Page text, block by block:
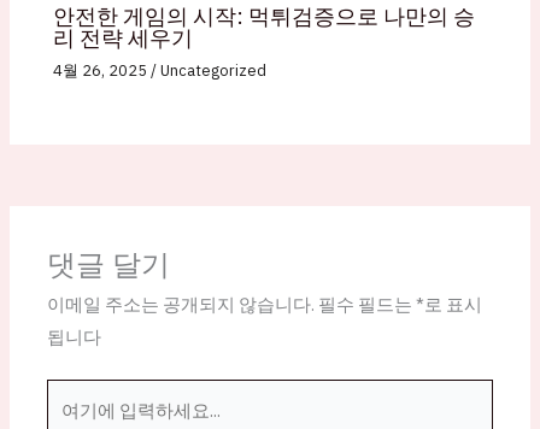
안전한 게임의 시작: 먹튀검증으로 나만의 승
리 전략 세우기
4월 26, 2025/Uncategorized
댓글 달기
이메일 주소는 공개되지 않습니다. 필수 필드는*로 표시
됩니다